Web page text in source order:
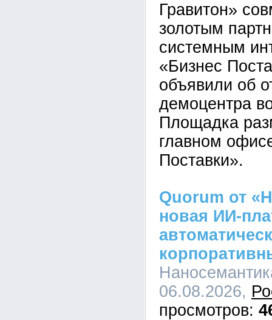
Гравитон»
золотым
системным
«Бизнес
объявили об
демоцентра
Площадка
главном
Поставки».
Quorum от
новая ИИ-
06.08.2026,